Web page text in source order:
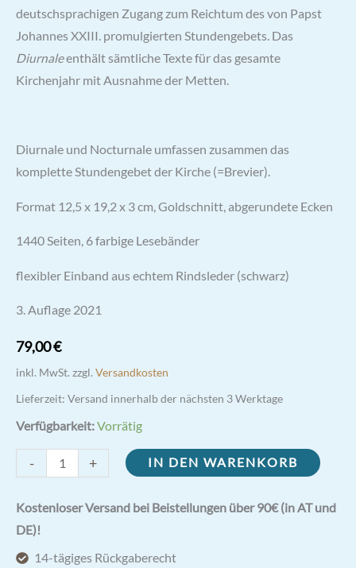
deutschsprachigen Zugang zum Reichtum des von Papst
Johannes XXIII. promulgierten Stundengebets. Das
Diurnaleenthält sämtliche Texte für das gesamte
Kirchenjahr mit Ausnahme der Metten.
Diurnale und Nocturnale umfassen zusammen das
komplette Stundengebet der Kirche (=Brevier).
Format 12,5 x 19,2 x 3 cm, Goldschnitt, abgerundete Ecken
1440 Seiten, 6 farbige Lesebänder
flexibler Einband aus echtem Rindsleder (schwarz)
3. Auflage 2021
79,00€
inkl. MwSt. zzgl. Versandkosten
Lieferzeit: Versand innerhalb der nächsten 3 Werktage
Verfügbarkeit:Vorrätig
-
Diurnale
Romanum
1962
| Die
+ IN DEN WARENKORB
Kostenloser Versand bei Beistellungen über 90€ (in AT und
DE)!
14-tägiges Rückgaberecht